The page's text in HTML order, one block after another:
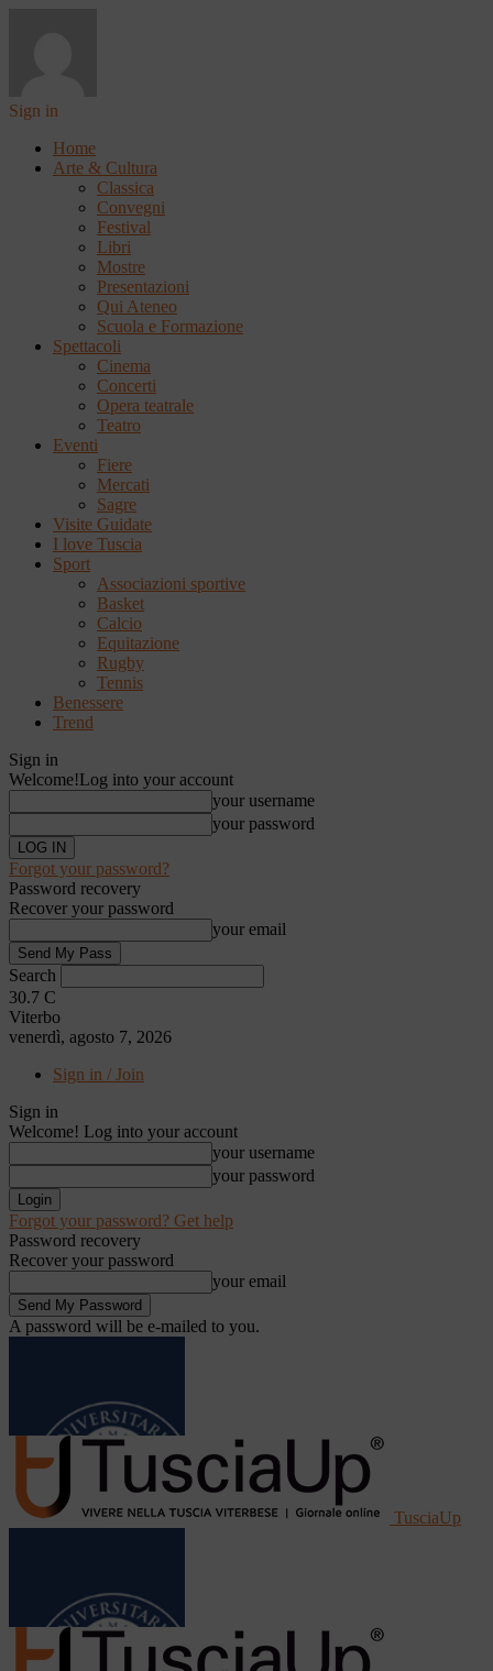
Sign in
Home
Arte & Cultura
Classica
Convegni
Festival
Libri
Mostre
Presentazioni
Qui Ateneo
Scuola e Formazione
Spettacoli
Cinema
Concerti
Opera teatrale
Teatro
Eventi
Fiere
Mercati
Sagre
Visite Guidate
I love Tuscia
Sport
Associazioni sportive
Basket
Calcio
Equitazione
Rugby
Tennis
Benessere
Trend
Sign in
Welcome!Log into your account
your username
your password
Forgot your password?
Password recovery
Recover your password
your email
Search
30.7 C
Viterbo
venerdì, agosto 7, 2026
Sign in / Join
Sign in
Welcome! Log into your account
your username
your password
Forgot your password? Get help
Password recovery
Recover your password
your email
A password will be e-mailed to you.
TusciaUp